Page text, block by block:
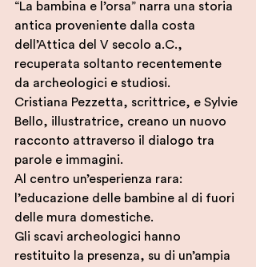
“La bambina e l’orsa” narra una storia
antica proveniente dalla costa
dell’Attica del V secolo a.C.,
recuperata soltanto recentemente
da archeologici e studiosi.
Cristiana Pezzetta, scrittrice, e Sylvie
Bello, illustratrice, creano un nuovo
racconto attraverso il dialogo tra
parole e immagini.
Al centro un’esperienza rara:
l’educazione delle bambine al di fuori
delle mura domestiche.
Gli scavi archeologici hanno
restituito la presenza, su di un’ampia